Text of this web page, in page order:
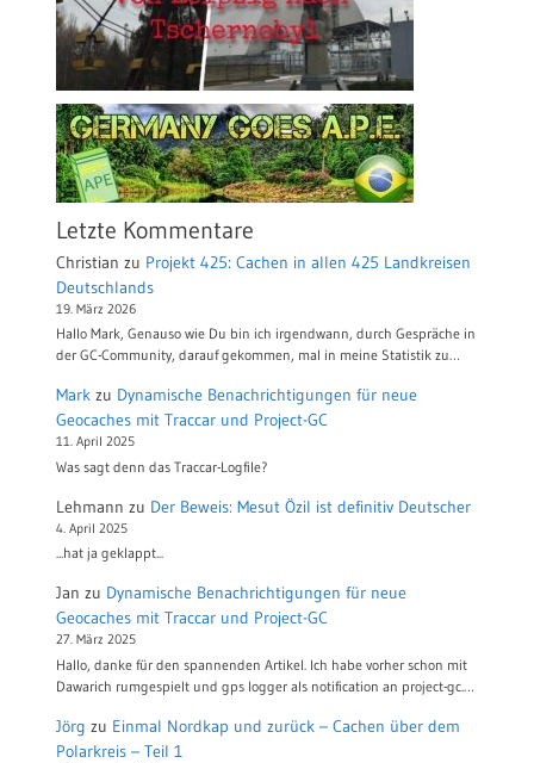
Letzte Kommentare
Christian zu Projekt 425: Cachen in allen 425 Landkreisen
Deutschlands
19. März 2026
Hallo Mark, Genauso wie Du bin ich irgendwann, durch Gespräche in
der GC-Community, darauf gekommen, mal in meine Statistik zu…
Mark zu Dynamische Benachrichtigungen für neue
Geocaches mit Traccar und Project-GC
11. April 2025
Was sagt denn das Traccar-Logfile?
Lehmann zu Der Beweis: Mesut Özil ist definitiv Deutscher
4. April 2025
...hat ja geklappt...
Jan zu Dynamische Benachrichtigungen für neue
Geocaches mit Traccar und Project-GC
27. März 2025
Hallo, danke für den spannenden Artikel. Ich habe vorher schon mit
Dawarich rumgespielt und gps logger als notification an project-gc.…
Jörg zu Einmal Nordkap und zurück – Cachen über dem
Polarkreis – Teil 1